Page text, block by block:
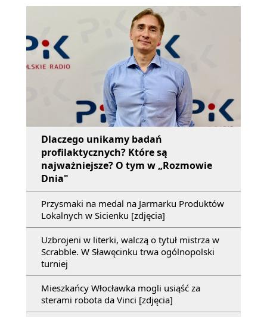
Dlaczego unikamy badań
profilaktycznych? Które są
najważniejsze? O tym w „Rozmowie
Dnia"
Przysmaki na medal na Jarmarku Produktów
Lokalnych w Sicienku [zdjęcia]
Uzbrojeni w literki, walczą o tytuł mistrza w
Scrabble. W Sławęcinku trwa ogólnopolski
turniej
Mieszkańcy Włocławka mogli usiąść za
sterami robota da Vinci [zdjęcia]